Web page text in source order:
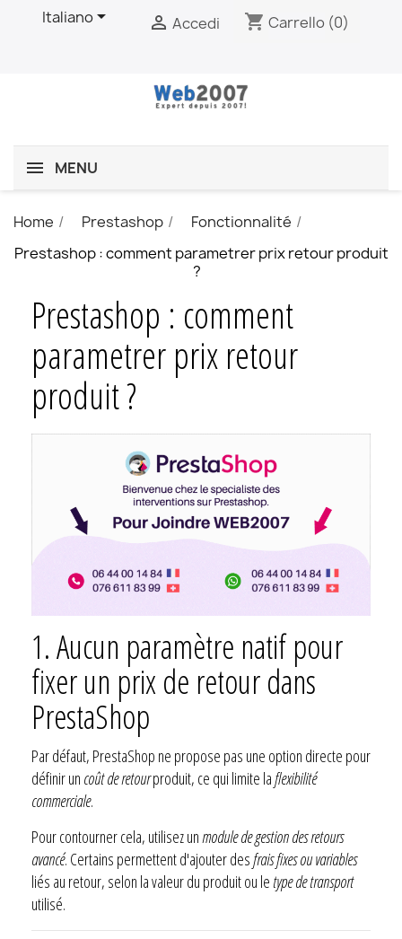
Italiano  Accedi shopping_cart Carrello (0)
MENU
Home Prestashop
Fonctionnalité
Prestashop : comment parametrer prix retour produit
?
Prestashop : comment
parametrer prix retour
produit ?
1. Aucun paramètre natif pour
fixer un prix de retour dans
PrestaShop
Par défaut, PrestaShop ne propose pas une option directe pour
définir un coût de retourproduit, ce qui limite laflexibilité
commerciale.
Pour contourner cela, utilisez un module de gestion des retours
avancé. Certains permettent d'ajouter desfrais fixes ou variables
liés au retour, selon la valeur du produit ou letype de transport
utilisé.